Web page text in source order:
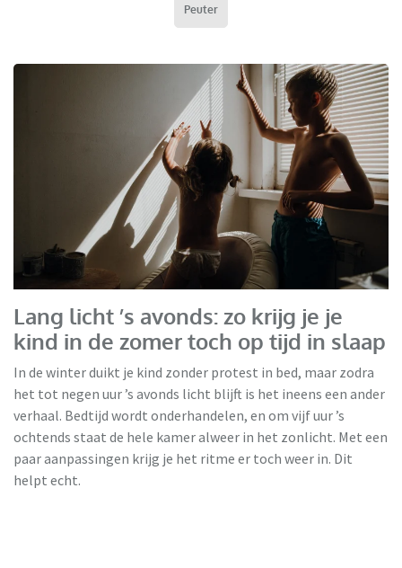
Peuter
Lang licht ’s avonds: zo krijg je je
kind in de zomer toch op tijd in slaap
In de winter duikt je kind zonder protest in bed, maar zodra
het tot negen uur ’s avonds licht blijft is het ineens een ander
verhaal. Bedtijd wordt onderhandelen, en om vijf uur ’s
ochtends staat de hele kamer alweer in het zonlicht. Met een
paar aanpassingen krijg je het ritme er toch weer in. Dit
helpt echt.